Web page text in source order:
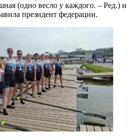
(одно весло у каждого. – Ред.) и
президент федерации.